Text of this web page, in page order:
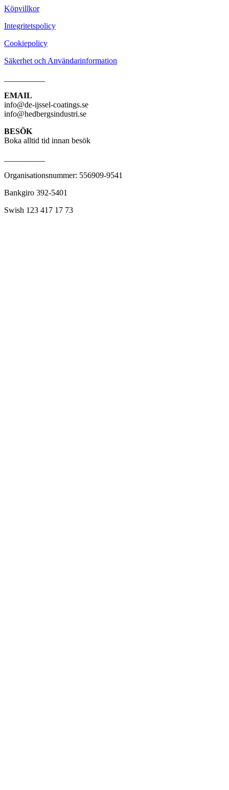
Köpvillkor
Integritetspolicy
Cookiepolicy
Säkerhet och Användarinformation
EMAIL
info@de-ijssel-coatings.se
info@hedbergsindustri.se
BESÖK
Boka alltid tid innan besök
Organisationsnummer: 556909-9541
Bankgiro 392-5401
Swish 123 417 17 73